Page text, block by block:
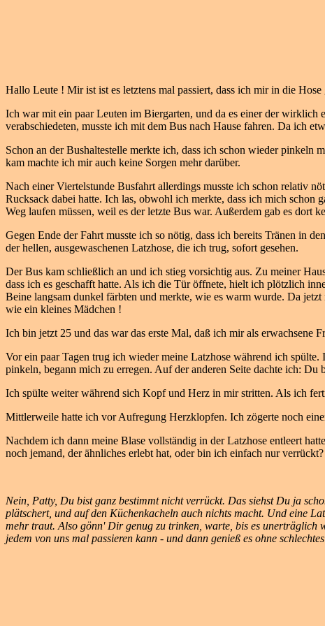
Hallo Leute ! Mir ist ist es letztens mal passiert, dass ich mir in die
Ich war mit ein paar Leuten im Biergarten, und da es einer der wirklich
verabschiedeten, musste ich mit dem Bus nach Hause fahren. Da ich
Schon an der Bushaltestelle merkte ich, dass ich schon wieder
kam machte ich mir auch keine Sorgen mehr darüber.
Nach einer Viertelstunde Busfahrt allerdings musste ich schon relativ
Rucksack dabei hatte. Ich las, obwohl ich merkte, dass ich mich schon
Weg laufen müssen, weil es der letzte Bus war. Außerdem gab es dort
Gegen Ende der Fahrt musste ich so nötig, dass ich bereits Tränen in
der hellen, ausgewaschenen Latzhose, die ich trug, sofort gesehen.
Der Bus kam schließlich an und ich stieg vorsichtig aus. Zu meiner
dass ich es geschafft hatte. Als ich die Tür öffnete, hielt ich plötzlich
Beine langsam dunkel färbten und merkte, wie es warm wurde. Da
wie ein kleines Mädchen !
Ich bin jetzt 25 und das war das erste Mal, daß ich mir als erwachsene
Vor ein paar Tagen trug ich wieder meine Latzhose während ich
pinkeln, begann mich zu erregen. Auf der anderen Seite dachte ich: Du
Ich spülte weiter während sich Kopf und Herz in mir stritten. Als ich
Mittlerweile hatte ich vor Aufregung Herzklopfen. Ich zögerte noch
Nachdem ich dann meine Blase vollständig in der Latzhose entleert
noch jemand, der ähnliches erlebt hat, oder bin ich einfach nur verrückt?
Nein, Patty, Du bist ganz bestimmt nicht verrückt. Das siehst Du ja
plätschert, und auf den Küchenkacheln auch nichts macht. Und eine
mehr traut. Also gönn' Dir genug zu trinken, warte, bis es unerträglich
jedem von uns mal passieren kann - und dann genieß es ohne